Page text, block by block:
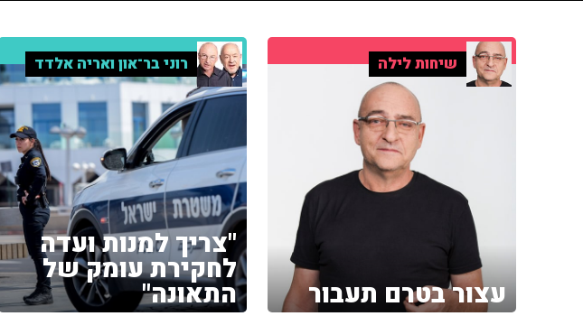
שיחות לילה
עצור בטרם תעבור
רוני בר־און ואריה אלדד
"צריך למנות ועדה
לחקירת עומק של
התאונה"